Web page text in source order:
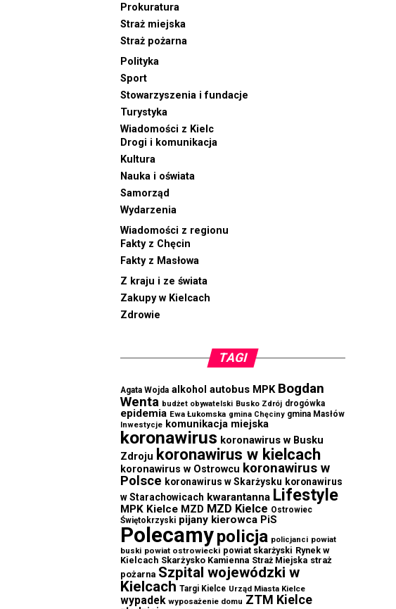
Prokuratura
Straż miejska
Straż pożarna
Polityka
Sport
Stowarzyszenia i fundacje
Turystyka
Wiadomości z Kielc
Drogi i komunikacja
Kultura
Nauka i oświata
Samorząd
Wydarzenia
Wiadomości z regionu
Fakty z Chęcin
Fakty z Masłowa
Z kraju i ze świata
Zakupy w Kielcach
Zdrowie
TAGI
Agata Wojda alkohol autobus MPK Bogdan
Wenta budżet obywatelski Busko Zdrój drogówka
epidemia Ewa Łukomska gmina Chęciny gmina Masłów
Inwestycje komunikacja miejska
koronawirus koronawirus w Busku
Zdroju koronawirus w kielcach
koronawirus w Ostrowcu koronawirus w
Polsce koronawirus w Skarżysku koronawirus
w Starachowicach kwarantanna Lifestyle
MPK Kielce MZD MZD Kielce Ostrowiec
Świętokrzyski pijany kierowca PiS
Polecamypolicja policjanci powiat
buski powiat ostrowiecki powiat skarżyski Rynek w
Kielcach Skarżysko Kamienna Straż Miejska straż
pożarna Szpital wojewódzki w
Kielcach Targi Kielce Urząd Miasta Kielce
wypadek wyposażenie domu ZTM Kielce